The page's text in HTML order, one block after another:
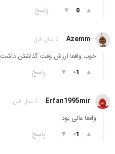
▲
0
▼ پاسخ
Azemm 2 سال قبل
خوب واقعا ارزش وقت گذاشتن داشت
▲
-1
▼ پاسخ
Erfan1995mir 2 سال قبل
واقعا عالی بود
▲
-1
▼ پاسخ